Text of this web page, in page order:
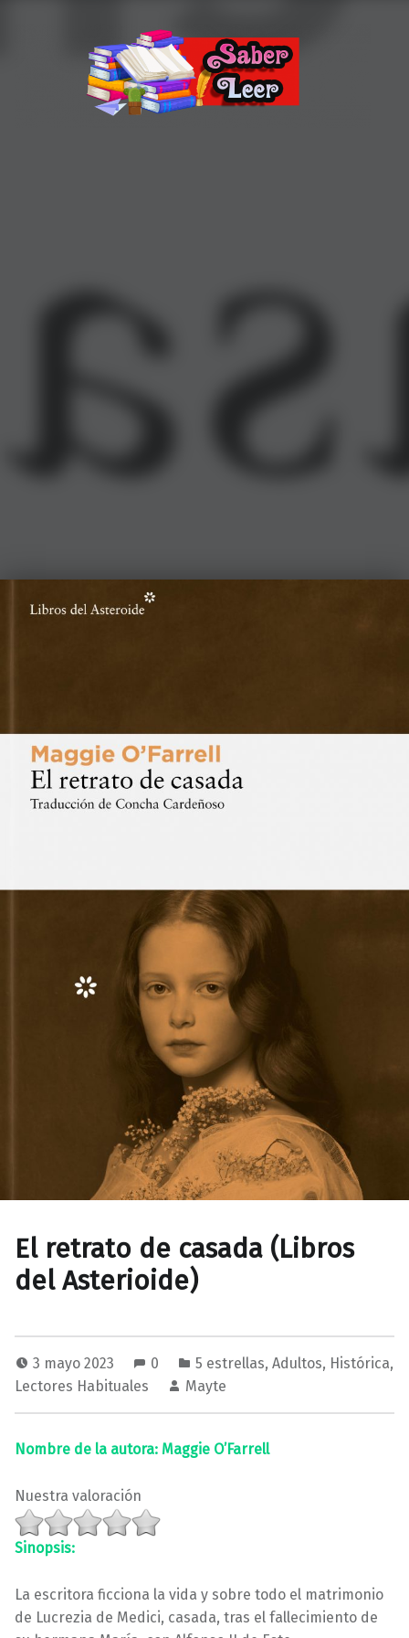
El retrato de casada (Libros
del Asterioide)
3 mayo 2023 0 5 estrellas, Adultos, Histórica,
Lectores Habituales
Mayte
Nombre de la autora: Maggie O’Farrell
Nuestra valoración
Sinopsis:
La escritora ficciona la vida y sobre todo el matrimonio
de Lucrezia de Medici, casada, tras el fallecimiento de